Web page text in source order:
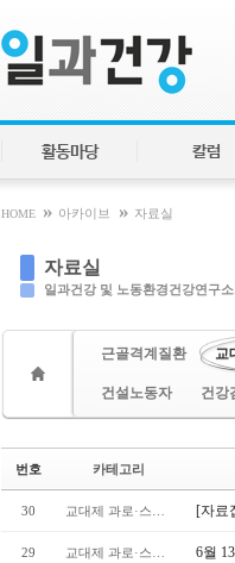
활동마당 칼럼
HOME » 아카이브 » 자료실
자료실
일과건강 및 노동환경건강연구
근골격계질환 교
건설노동자 건강
번호 카테고리
30 [자료
29 6월